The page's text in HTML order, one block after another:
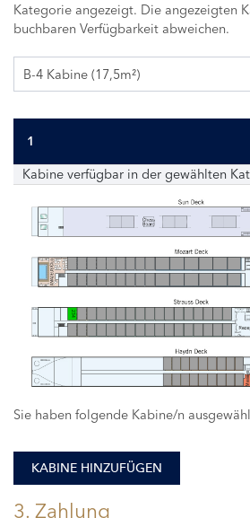
Kategorie angezeigt. Die angezeigten
buchbaren Verfügbarkeit abweichen.
B-4 Kabine (17,5m²)
1
Kabine verfügbar in der gewählten
234
Sie haben folgende Kabine/n
KABINE HINZUFÜGEN
3. Zahlung